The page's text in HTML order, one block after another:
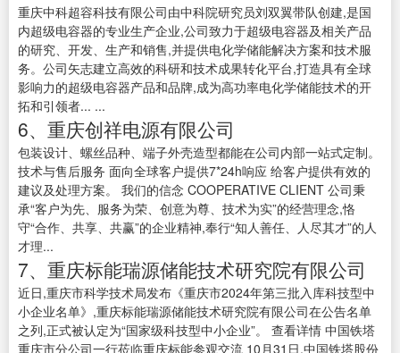
重庆中科超容科技有限公司由中科院研究员刘双翼带队创建,是国
内超级电容器的专业生产企业,公司致力于超级电容器及相关产品
的研究、开发、生产和销售,并提供电化学储能解决方案和技术服
务。公司矢志建立高效的科研和技术成果转化平台,打造具有全球
影响力的超级电容器产品和品牌,成为高功率电化学储能技术的开
拓和引领者... ...
6、重庆创祥电源有限公司
包装设计、螺丝品种、端子外壳造型都能在公司内部一站式定制。
技术与售后服务 面向全球客户提供7*24h响应 给客户提供有效的
建议及处理方案。 我们的信念 COOPERATIVE CLIENT 公司秉
承“客户为先、服务为荣、创意为尊、技术为实”的经营理念,恪
守“合作、共享、共赢”的企业精神,奉行“知人善任、人尽其才”的人
才理...
7、重庆标能瑞源储能技术研究院有限公司
近日,重庆市科学技术局发布《重庆市2024年第三批入库科技型中
小企业名单》,重庆标能瑞源储能技术研究院有限公司在公告名单
之列,正式被认定为“国家级科技型中小企业”。 查看详情 中国铁塔
重庆市分公司一行莅临重庆标能参观交流 10月31日,中国铁塔股份